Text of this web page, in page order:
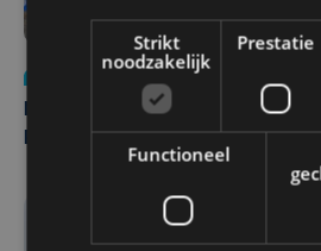
di 4 augustus | 09:32
Man en vrouw dood aangetroffen
Pieters Brugge
Strikt
noodzakelijk
Prestatie
Functioneel